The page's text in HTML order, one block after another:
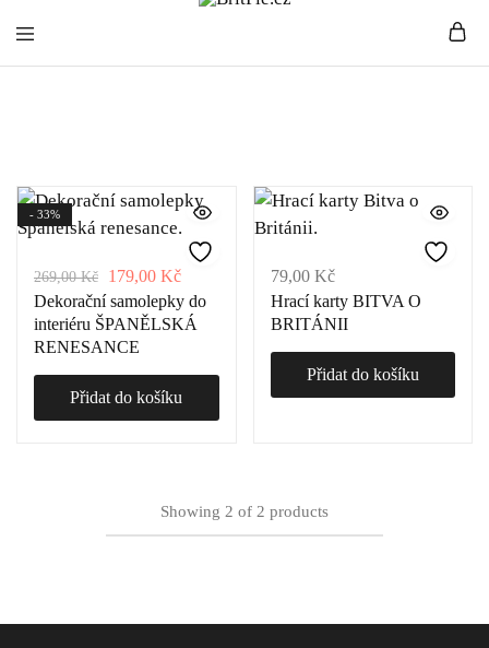
- 33%
269,00Kč 179,00 Kč
Dekorační samolepky do
interiéru ŠPANĚLSKÁ
RENESANCE
Přidat do košíku
79,00 Kč
Hrací karty BITVA O
BRITÁNII
Přidat do košíku
Showing 2 of 2 products